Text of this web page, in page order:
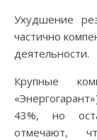
Ухудшение
частично
деятельности.
Крупные
43%, но
отмечают,